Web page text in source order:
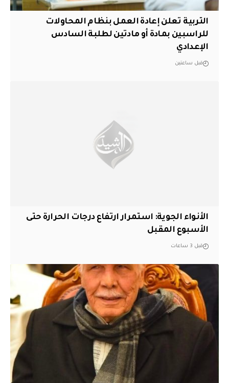
التربية تعلن إعادة العمل بنظام المحاولات
للراسبين بمادة أو مادتين لطلبة السادس
الإعدادي
قبل ساعتين
الأنواء الجوية: استمرار ارتفاع درجات الحرارة حتى
الأسبوع المقبل
قبل 3 ساعات